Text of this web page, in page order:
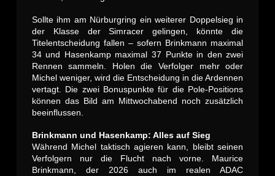
Sollte ihm am Nürburgring ein weiterer Doppelsieg in
der Klasse der Simracer gelingen, könnte die
Titelentscheidung fallen – sofern Brinkmann maximal
34 und Hasenkamp maximal 37 Punkte in den zwei
Rennen sammeln. Holen die Verfolger mehr oder
Michel weniger, wird die Entscheidung in die Ardennen
vertagt. Die zwei Bonuspunkte für die Pole-Positions
können das Bild am Mittwochabend noch zusätzlich
beeinflussen.
Brinkmann und Hasenkamp: Alles auf Sieg
Während Michel taktisch agieren kann, bleibt seinen
Verfolgern nur die Flucht nach vorne. Maurice
Brinkmann, der 2026 auch im realen ADAC